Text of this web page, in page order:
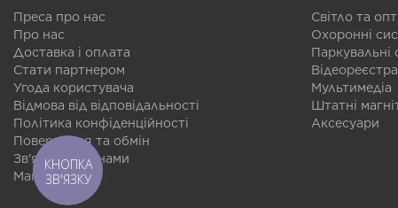
Преса про нас
Про нас
Доставка і оплата
Стати партнером
Угода користувача
Відмова від відповідальності
Політика конфіденційності
Повернення та обмін
Зв'язатися з нами
Мапа сайту
Світло та
Охоронні
Паркувальні
Мультимедіа
Штатні
Аксесуари
КНОПКА
ЗВ'ЯЗКУ